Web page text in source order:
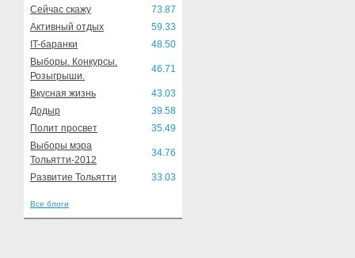
Сейчас скажу
73.87
Активный отдых
59.33
IT-баранки
48.50
Выборы. Конкурсы.
Розыгрыши.
46.71
Вкусная жизнь
43.03
Додыр
39.58
Полит просвет
35.49
Выборы мэра
Тольятти-2012
34.76
Развитие Тольятти 33.03
Все блоги